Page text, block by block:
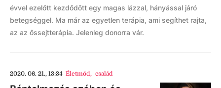
évvel ezelőtt kezdődött egy magas lázzal, hányással járó
betegséggel. Ma már az egyetlen terápia, ami segíthet rajta,
az az őssejtterápia. Jelenleg donorra vár.
2020. 06. 21., 13:34 Életmód, család